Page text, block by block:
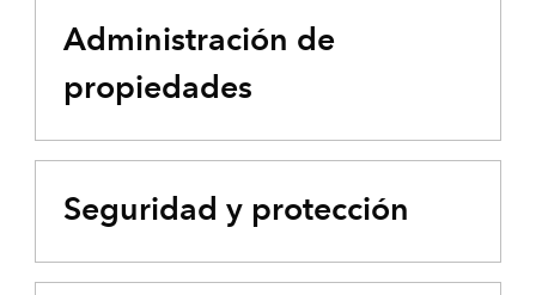
Administración de
propiedades
Seguridad y protección